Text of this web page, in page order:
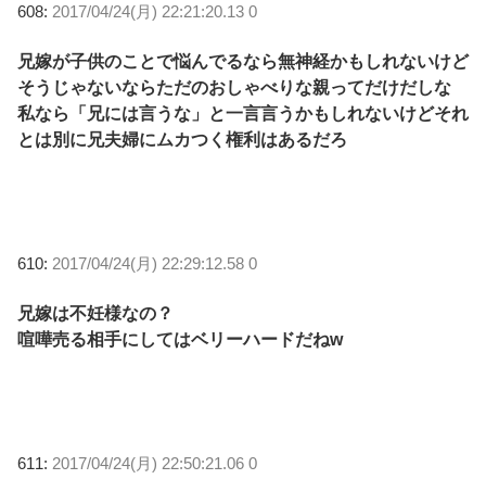
608: 2017/04/24(月) 22:21:20.13 0
兄嫁が子供のことで悩んでるなら無神経かもしれないけど
そうじゃないならただのおしゃべりな親ってだけだしな
私なら「兄には言うな」と一言言うかもしれないけどそれ
とは別に兄夫婦にムカつく権利はあるだろ
610: 2017/04/24(月) 22:29:12.58 0
兄嫁は不妊様なの？
喧嘩売る相手にしてはベリーハードだねw
611: 2017/04/24(月) 22:50:21.06 0